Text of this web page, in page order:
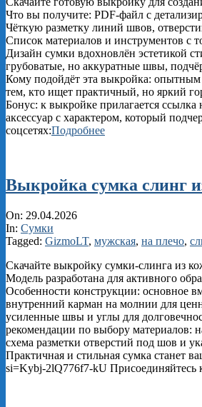
Что вы получите: PDF‑файл с
Чёткую разметку линий швов,
Список материалов и инструментов с
Дизайн сумки вдохновлён эстетикой
грубоватые, но аккуратные швы,
Кому подойдёт эта выкройка:
тем, кто ищет практичный, но яркий
Бонус: к выкройке прилагается
аксессуар с характером, который
соцсетях:Подробнее
Выкройка сумка слинг
2026-
04-
29
On: 29.04.2026
In: Сумки
Tagged: GizmoLT, мужская, на плечо,
Скачайте выкройку сумки‑слинга из
Модель разработана для активного
Особенности конструкции: основное
внутренний карман на молнии для
усиленные швы и углы для
рекомендации по выбору материалов:
схема разметки отверстий под шов и
Практичная и стильная сумка станет
si=Kybj-2lQ776f7-kU Присоединяйтесь